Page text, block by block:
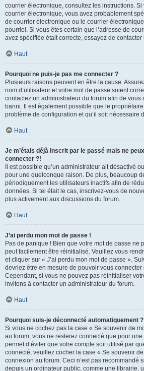
courrier électronique, consultez les instructions.
courrier électronique, vous avez probablement
de courrier électronique ou le courrier
pourriel. Si vous êtes certain que l’adresse de
avez spécifiée était correcte, essayez de
Haut
Pourquoi ne puis-je pas me connecter ?
Plusieurs raisons peuvent en être la cause.
nom d’utilisateur et votre mot de passe soient
contactez un administrateur du forum afin de vous
banni. Il est également possible que le
problème de configuration et qu’il soit nécessaire
Haut
Je m’étais déjà inscrit par le passé mais ne
connecter ?!
Il est possible qu’un administrateur ait désactivé
pour une quelconque raison. De plus, beaucoup
périodiquement les utilisateurs inactifs afin de
données. Si tel était le cas, inscrivez-vous de
plus activement aux discussions du forum.
Haut
J’ai perdu mon mot de passe !
Pas de panique ! Bien que votre mot de passe ne
peut facilement être réinitialisé. Veuillez vous
et cliquer sur « J’ai perdu mon mot de passe ».
devriez être en mesure de pouvoir vous
Cependant, si vous ne pouvez pas réinitialiser
invitons à contacter un administrateur du forum.
Haut
Pourquoi suis-je déconnecté automatiquement ?
Si vous ne cochez pas la case « Se souvenir de
au forum, vous ne resterez connecté que pour
permet d’éviter que votre compte soit utilisé par
connecté, veuillez cocher la case « Se souvenir
connexion au forum. Ceci n’est pas recommandé
depuis un ordinateur public, comme une librairie,